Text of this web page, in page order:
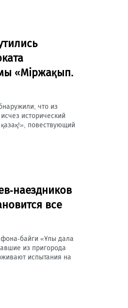
«Міржақып.
что из
исторический
повествующий
наездников
все
байги «Ұлы дала
из пригорода
испытания на